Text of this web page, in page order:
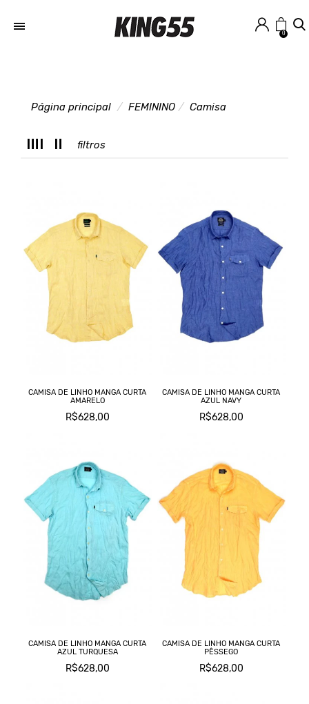
0
Página principal FEMININO Camisa
filtros
CAMISA DE LINHO MANGA CURTA
AMARELO
R$628,00
CAMISA DE LINHO MANGA CURTA
AZUL NAVY
R$628,00
CAMISA DE LINHO MANGA CURTA
AZUL TURQUESA
R$628,00
CAMISA DE LINHO MANGA CURTA
PÊSSEGO
R$628,00